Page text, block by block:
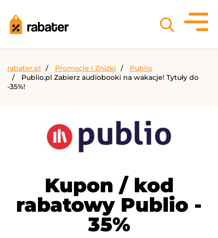
rabater.pl Promocje i Zniżki
Publio
Publio.pl Zabierz audiobooki na wakacje! Tytuły do
-35%!
Kupon / kod
rabatowy Publio -
35%